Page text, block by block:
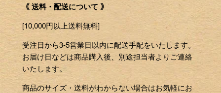
｟ 送料・配送について ｠
[10,000円以上送料無料]
受注日から3-5営業日以内に配送手配をいたします。
お届け日などは商品購入後、別途担当者よりご連絡
いたします。
商品のサイズ・送料がわからない場合はお気軽にお